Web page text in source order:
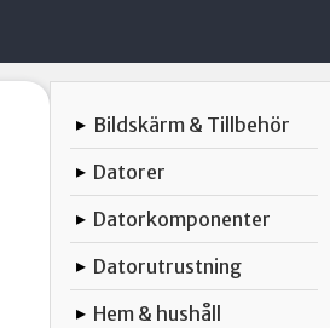
▸ Bildskärm & Tillbehör
▸ Datorer
▸ Datorkomponenter
▸ Datorutrustning
▸ Hem & hushåll